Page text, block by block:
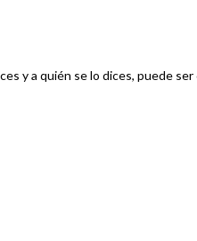
y a quién se lo dices, puede ser